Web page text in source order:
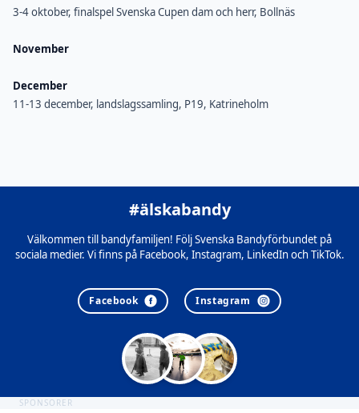
3-4 oktober, finalspel Svenska Cupen dam och herr, Bollnäs
November
December
11-13 december, landslagssamling, P19, Katrineholm
#älskabandy
Välkommen till bandyfamiljen! Följ Svenska Bandyförbundet på
sociala medier. Vi finns på Facebook, Instagram, LinkedIn och TikTok.
Facebook Instagram
SPONSORER